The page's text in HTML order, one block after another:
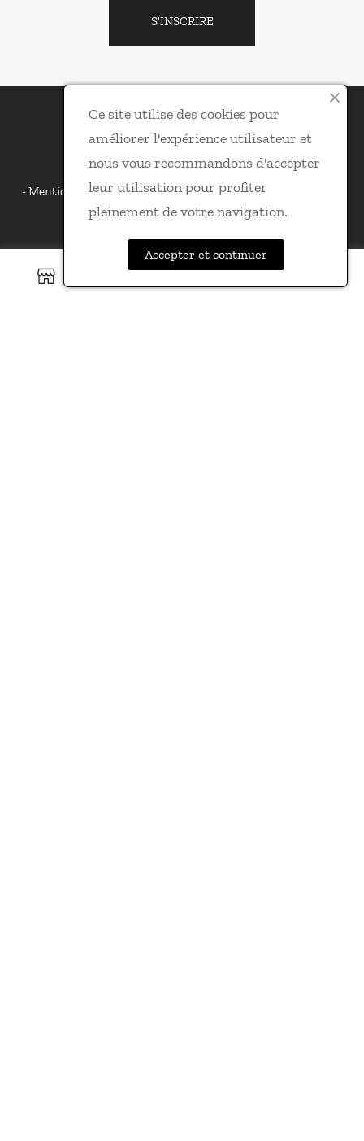
S'INSCRIRE
L'1nterview © 2026
Mentions légales Conditions générales de vente
de confidentialité
Ce site utilise des cookies pour
améliorer l'expérience utilisateur et
nous vous recommandons d'accepter
leur utilisation pour profiter
pleinement de votre navigation.
Accepter et continuer